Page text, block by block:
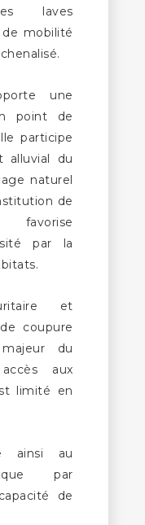
laves
de mobilité
une
point de
participe
alluvial du
naturel
de
favorise
par la
et
coupure
du
aux
limité en
ainsi au
par
de